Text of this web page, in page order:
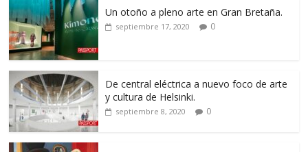
Un otoño a pleno arte en Gran Bretaña.
septiembre 17, 2020 0
De central eléctrica a nuevo foco de arte
y cultura de Helsinki.
septiembre 8, 2020 0